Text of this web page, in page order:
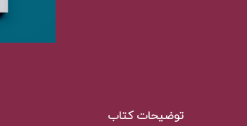
توضیحات کتاب